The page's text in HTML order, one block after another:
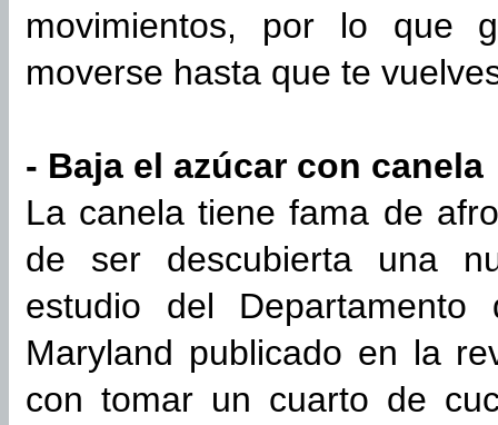
movimientos, por lo que
moverse hasta que te
- Baja el azúcar con canela
La canela tiene fama de
de ser descubierta una
estudio del
Maryland publicado en la
con tomar un cuarto de